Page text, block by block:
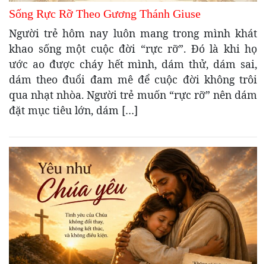
Sống Rực Rỡ Theo Gương Thánh Giuse
Người trẻ hôm nay luôn mang trong mình khát
khao sống một cuộc đời “rực rỡ”. Đó là khi họ
ước ao được cháy hết mình, dám thử, dám sai,
dám theo đuổi đam mê để cuộc đời không trôi
qua nhạt nhòa. Người trẻ muốn “rực rỡ” nên dám
đặt mục tiêu lớn, dám […]